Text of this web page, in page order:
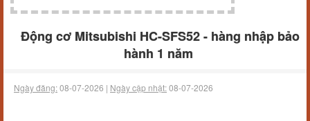
Động cơ Mitsubishi HC-SFS52 - hàng nhập bảo
hành 1 năm
Ngày đăng:08-07-2026 | Ngày cập nhật:08-07-2026